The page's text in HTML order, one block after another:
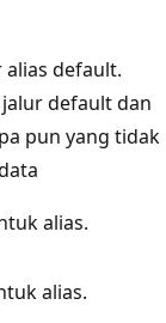
default.
default dan
pun yang tidak
alias.
alias.